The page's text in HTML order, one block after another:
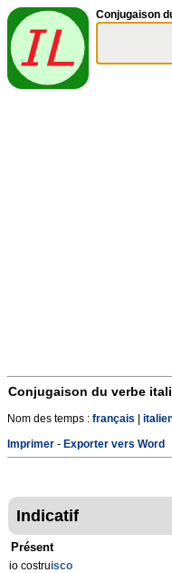
Conjugaison
Conjugaison du verbe
Nom des temps : français
Imprimer - Exporter vers Word
Indicatif
Présent
io costruisco